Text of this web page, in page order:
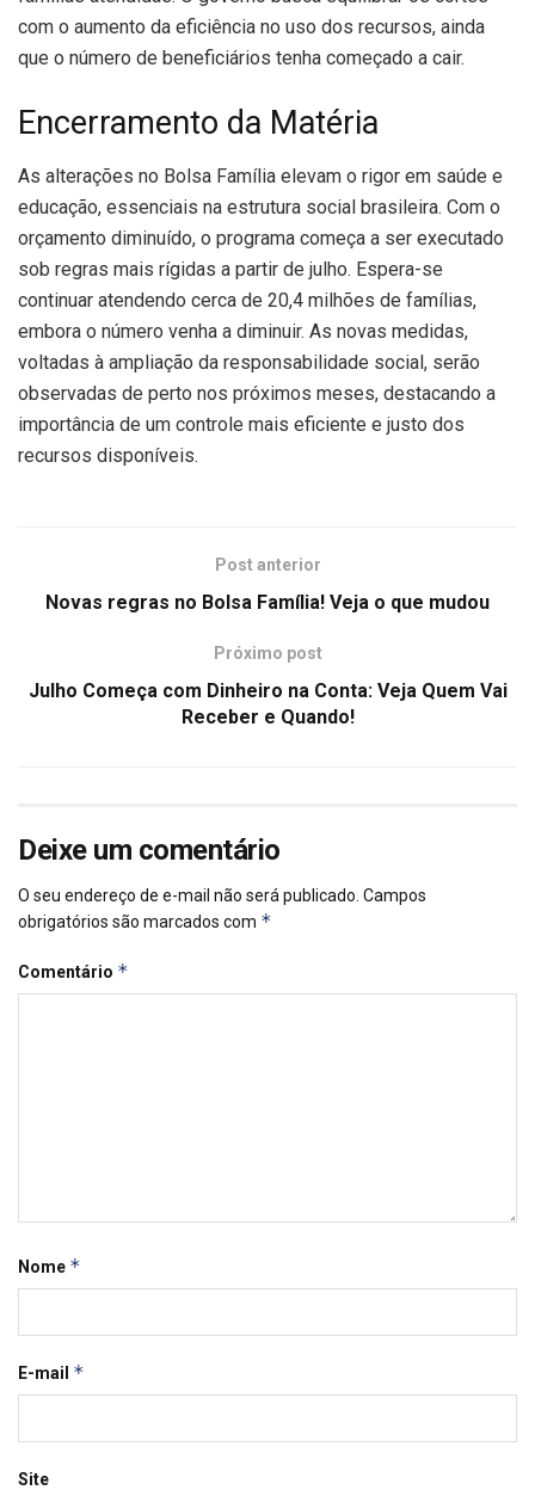
com o aumento da eficiência no uso dos recursos, ainda
que o número de beneficiários tenha começado a cair.
Encerramento da Matéria
As alterações no Bolsa Família elevam o rigor em saúde e
educação, essenciais na estrutura social brasileira. Com o
orçamento diminuído, o programa começa a ser executado
sob regras mais rígidas a partir de julho. Espera-se
continuar atendendo cerca de 20,4 milhões de famílias,
embora o número venha a diminuir. As novas medidas,
voltadas à ampliação da responsabilidade social, serão
observadas de perto nos próximos meses, destacando a
importância de um controle mais eficiente e justo dos
recursos disponíveis.
Post anterior
Novas regras no Bolsa Família! Veja o que mudou
Próximo post
Julho Começa com Dinheiro na Conta: Veja Quem Vai
Receber e Quando!
Deixe um comentário
O seu endereço de e-mail não será publicado. Campos
obrigatórios são marcados com *
Comentário *
Nome *
E-mail *
Site